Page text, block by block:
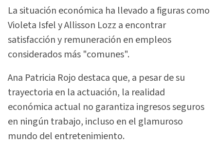
La situación económica ha llevado a figuras como
Violeta Isfel y Allisson Lozz a encontrar
satisfacción y remuneración en empleos
considerados más "comunes".
Ana Patricia Rojo destaca que, a pesar de su
trayectoria en la actuación, la realidad
económica actual no garantiza ingresos seguros
en ningún trabajo, incluso en el glamuroso
mundo del entretenimiento.